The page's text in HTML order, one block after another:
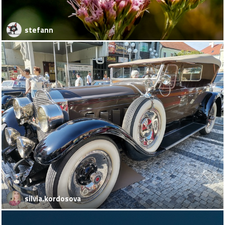
stefann
silvia.kordosova